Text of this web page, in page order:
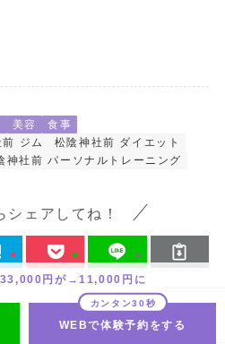
美容
食事
ジム
松陰神社前 ダイエット
神社前 パーソナルトレーニング
シェアしてね！
33,000円が→11,000円に
WEBで体験予約をする